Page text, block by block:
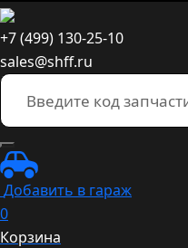
+7 (499) 130-25-10
sales@shff.ru
Добавить в гараж
0
Корзина